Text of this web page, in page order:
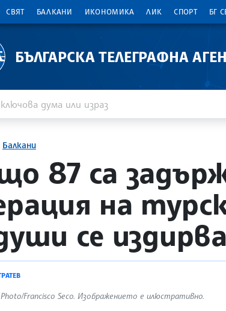
СВЯТ БАЛКАНИ ИКОНОМИКА ЛИК СПОРТ БГ
БЪЛГАРСКА ТЕЛЕГРАФНА
Балкани
87 са
на
се
Francisco Seco. Изображението е илюстративно.